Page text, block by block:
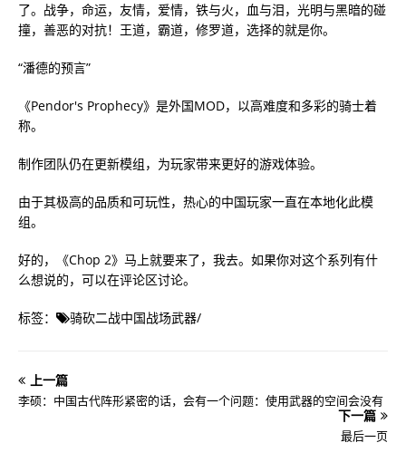
了。战争，命运，友情，爱情，铁与火，血与泪，光明与黑暗的碰
撞，善恶的对抗！王道，霸道，修罗道，选择的就是你。
“潘德的预言”
《Pendor's Prophecy》是外国MOD，以高难度和多彩的骑士着
称。
制作团队仍在更新模组，为玩家带来更好的游戏体验。
由于其极高的品质和可玩性，热心的中国玩家一直在本地化此模
组。
好的，《Chop 2》马上就要来了，我去。如果你对这个系列有什
么想说的，可以在评论区讨论。
标签： 骑砍二战中国战场武器/
上一篇
李硕：中国古代阵形紧密的话，会有一个问题：使用武器的空间会没有
下一篇
最后一页